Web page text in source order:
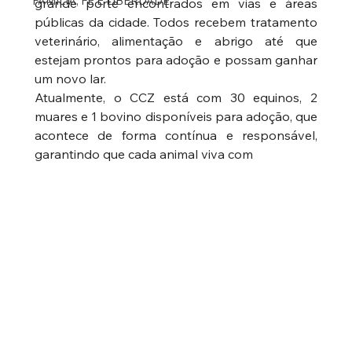
públicas da cidade. Todos recebem tratamento
veterinário, alimentação e abrigo até que
estejam prontos para adoção e possam ganhar
um novo lar.
Atualmente, o CCZ está com 30 equinos, 2
muares e 1 bovino disponíveis para adoção, que
acontece de forma contínua e responsável,
garantindo que cada animal viva com